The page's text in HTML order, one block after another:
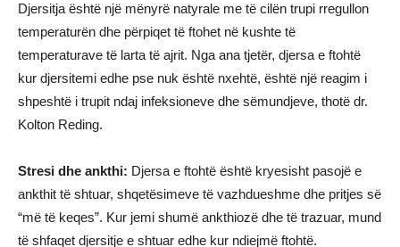
Djersitja është një mënyrë natyrale me të cilën trupi rregullon
temperaturën dhe përpiqet të ftohet në kushte të
temperaturave të larta të ajrit. Nga ana tjetër, djersa e ftohtë
kur djersitemi edhe pse nuk është nxehtë, është një reagim i
shpeshtë i trupit ndaj infeksioneve dhe sëmundjeve, thotë dr.
Kolton Reding.
Stresi dhe ankthi: Djersa e ftohtë është kryesisht pasojë e
ankthit të shtuar, shqetësimeve të vazhdueshme dhe pritjes së
“më të keqes”. Kur jemi shumë ankthiozë dhe të trazuar, mund
të shfaqet djersitje e shtuar edhe kur ndiejmë ftohtë.